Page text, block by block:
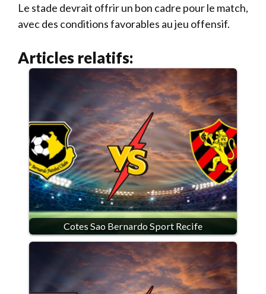
Le stade devrait offrir un bon cadre pour le match,
avec des conditions favorables au jeu offensif.
Articles relatifs:
Cotes Sao Bernardo Sport Recife